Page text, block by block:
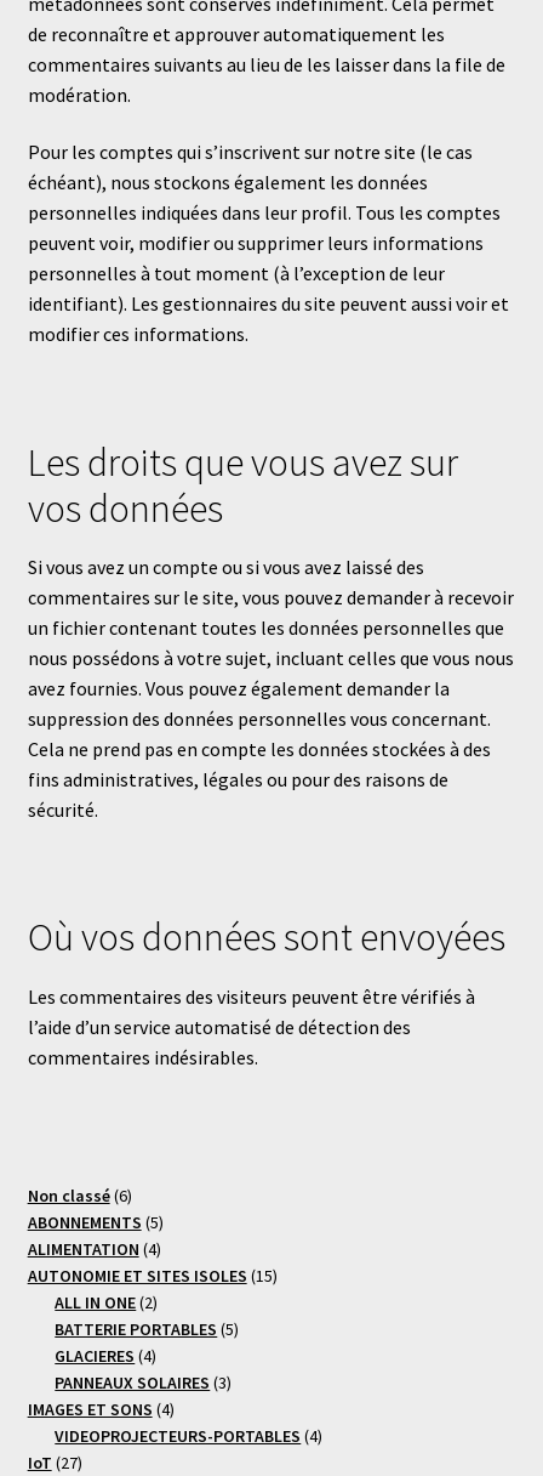
de reconnaître et approuver automatiquement les
commentaires suivants au lieu de les laisser dans la file de
modération.
Pour les comptes qui s’inscrivent sur notre site (le cas
échéant), nous stockons également les données
personnelles indiquées dans leur profil. Tous les comptes
peuvent voir, modifier ou supprimer leurs informations
personnelles à tout moment (à l’exception de leur
identifiant). Les gestionnaires du site peuvent aussi voir et
modifier ces informations.
Les droits que vous avez sur
vos données
Si vous avez un compte ou si vous avez laissé des
commentaires sur le site, vous pouvez demander à recevoir
un fichier contenant toutes les données personnelles que
nous possédons à votre sujet, incluant celles que vous nous
avez fournies. Vous pouvez également demander la
suppression des données personnelles vous concernant.
Cela ne prend pas en compte les données stockées à des
fins administratives, légales ou pour des raisons de
sécurité.
Où vos données sont envoyées
Les commentaires des visiteurs peuvent être vérifiés à
l’aide d’un service automatisé de détection des
commentaires indésirables.
Non classé 66
produits
ABONNEMENTS 55
produits
ALIMENTATION 44
produits
AUTONOMIE ET SITES ISOLES 1515
ALL IN ONE 22
produits
BATTERIE PORTABLES 55
GLACIERES 44
produits
PANNEAUX SOLAIRES 33
IMAGES ET SONS 44
produits
VIDEOPROJECTEURS-PORTABLES 44
IoT 2727